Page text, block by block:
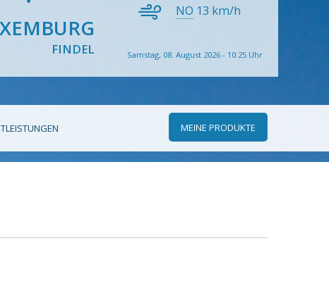
FINDEL
NO 13 km/h
Samstag, 08. August 2026 - 10:25 Uhr
MEINE PRODUKTE